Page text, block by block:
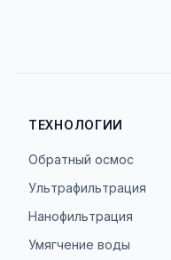
ТЕХНОЛОГИИ
Обратный осмос
Ультрафильтрация
Нанофильтрация
Умягчение воды